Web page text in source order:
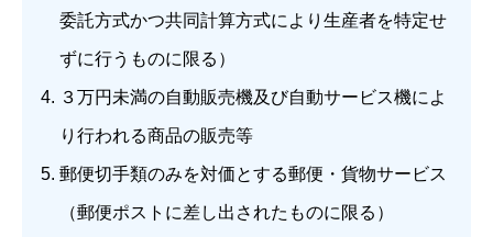
委託方式かつ共同計算方式により生産者を特定せ
ずに行うものに限る）
３万円未満の自動販売機及び自動サービス機によ
り行われる商品の販売等
郵便切手類のみを対価とする郵便・貨物サービス
（郵便ポストに差し出されたものに限る）